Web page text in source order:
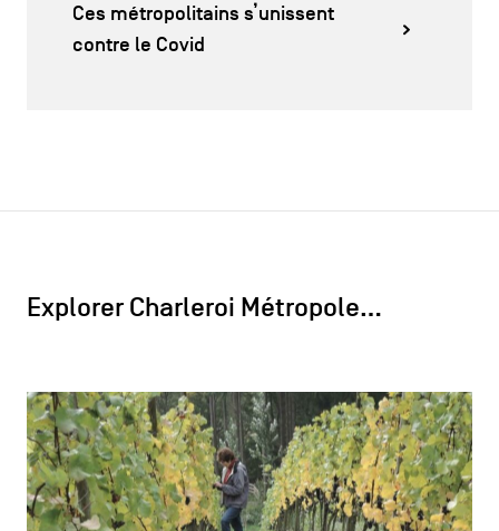
Ces métropolitains s’unissent
contre le Covid
Explorer Charleroi Métropole…